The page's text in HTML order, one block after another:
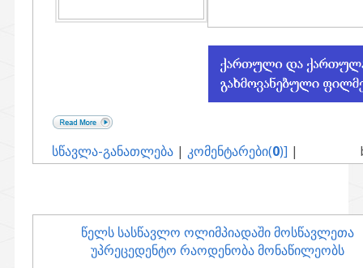
სწავლა-განათლება | კომენტარები(0)] |
წელს სასწავლო ოლიმპიადაში მოსწავლეთა
უპრეცედენტო რაოდენობა მონაწილეობს